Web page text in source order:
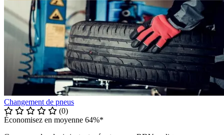
Changement de pneus
(0)
Économisez en moyenne 64%*